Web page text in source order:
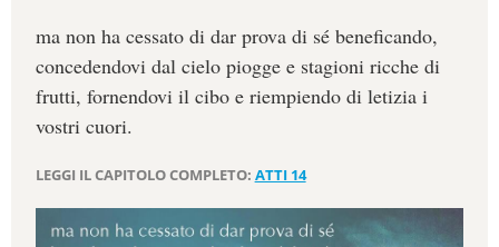
ma non ha cessato di dar prova di sé beneficando,
concedendovi dal cielo piogge e stagioni ricche di
frutti, fornendovi il cibo e riempiendo di letizia i
vostri cuori.
LEGGI IL CAPITOLO COMPLETO: ATTI 14